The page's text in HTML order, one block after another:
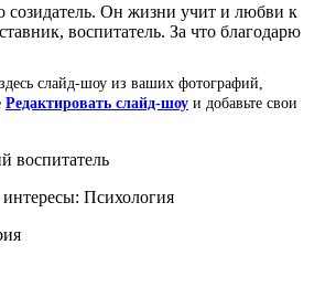
созидатель. Он жизни учит и любви к
воспитатель. За что благодарю
слайд-шоу из ваших фотографий,
Редактировать слайд-шоу и добавьте свои
воспитатель
Психология